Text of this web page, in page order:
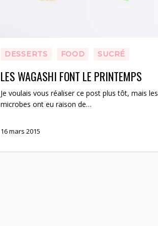
DESSERTS FOOD SUCRÉ
LES WAGASHI FONT LE PRINTEMPS
Je voulais vous réaliser ce post plus tôt, mais les
microbes ont eu raison de…
16 mars 2015